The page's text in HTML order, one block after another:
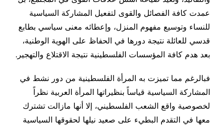
عمدت كافة الفصائل والقوى لتفعيل المشاركة السياسية
للنساء وتوسيع مفهوم المنزل، وإعطائه معنى سياسي بطابع
قدسي للعائلة نتيجة دورها في الحفاظ على الهوية الوطنية،
بعد هدم كافة المؤسسات الفلسطينية نتيجة الاقتلاع والتهجير.
فبالرغم مما تميزت به المرأة الفلسطينية من دور نشط في
المشاركة السياسية قياساً بنظيراتها المرأة العربية نظراً
لخصوصية واقع الشعب الفلسطيني، إلا أنها مازالت تشترك
معها في التقدم البطيء على صعيد نيلها لحقوقها السياسية